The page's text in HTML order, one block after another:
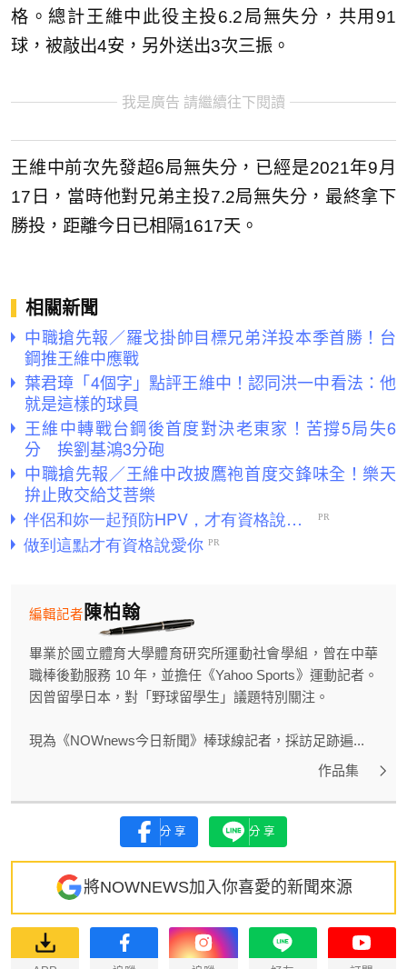
格。總計王維中此役主投6.2局無失分，共用91
球，被敲出4安，另外送出3次三振。
我是廣告 請繼續往下閱讀
王維中前次先發超6局無失分，已經是2021年9月
17日，當時他對兄弟主投7.2局無失分，最終拿下
勝投，距離今日已相隔1617天。
相關新聞
中職搶先報／羅戈掛帥目標兄弟洋投本季首勝！台
鋼推王維中應戰
葉君璋「4個字」點評王維中！認同洪一中看法：他
就是這樣的球員
王維中轉戰台鋼後首度對決老東家！苦撐5局失6
分 挨劉基鴻3分砲
中職搶先報／王維中改披鷹袍首度交鋒味全！樂天
拚止敗交給艾菩樂
陳柏翰
編輯記者
畢業於國立體育大學體育研究所運動社會學組，曾在中華
職棒後勤服務 10 年，並擔任《Yahoo Sports》運動記者。
因曾留學日本，對「野球留學生」議題特別關注。
現為《NOWnews今日新聞》棒球線記者，採訪足跡遍...
作品集
分享 分享
將NOWNEWS加入你喜愛的新聞來源